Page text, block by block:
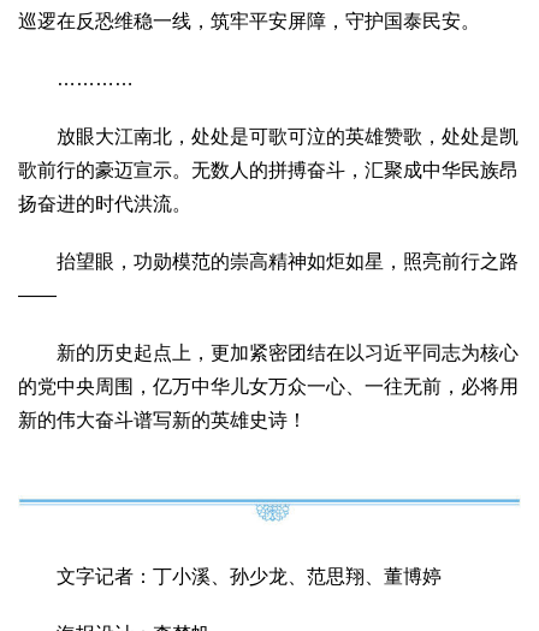
巡逻在反恐维稳一线，筑牢平安屏障，守护国泰民安。
…………
放眼大江南北，处处是可歌可泣的英雄赞歌，处处是凯
歌前行的豪迈宣示。无数人的拼搏奋斗，汇聚成中华民族昂
扬奋进的时代洪流。
抬望眼，功勋模范的崇高精神如炬如星，照亮前行之路
——
新的历史起点上，更加紧密团结在以习近平同志为核心
的党中央周围，亿万中华儿女万众一心、一往无前，必将用
新的伟大奋斗谱写新的英雄史诗！
文字记者：丁小溪、孙少龙、范思翔、董博婷